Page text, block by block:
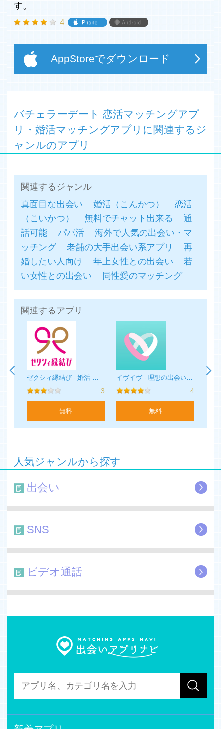
・登録後デートに参加し、高評価を得ると本合格。
■安心・安全なサービス品質管理体制
・問題のあったユーザーは即日利用停止。
【テレビや雑誌で話題！】
＊雑誌：Voce(ヴォーチェ)、anan(アンアン)、ViVi(ヴィヴ
ィ)など
＊その他：ComingOutTokyo、マッチアップ、Balloon、
マッチングアプリ大学、マッチングアプリPLUS、マッチ
ライフなど
【こんな方におすすめ！】
・彼氏、彼女が真剣にほしい婚活・恋活中の方
・ハイスペック向けの婚活アプリを使いたい方
・独身異性との出会いを見つけて恋愛したい方
・独身を卒業したい方
・安心安全に出会いたい方
・合コン、街コン、コンパが苦手な方
・忙しいけど恋愛がしたい方
【料金】
・有料会員は7日間ごとの自動継続課金をご用意しており
ます。
・7日間の無料期間中に解約すれば料金はかかりません。
・7日間の無料期間終了後は自動的に決済が行われます。
・購入後のお支払いはiTunesアカウントに請求されます。
・自動継続課金の期間の期限が切れる24時間以内に自動
課金されます。
・自動継続課金の期間の期限が切れる24時間以上前に自
動課金をオフにしなければ、自動更新されます。
・自動継続課金はお客様自身で管理できます。購入後に、
[設定] - [iTunes StorreとApp Store] - [Apple ID] - [Apple
IDを表示] - [登録]の順番で設定画面へ進み、自動継続をオ
・自動更新日前に解約の手続きをされた場合、残期間の日
【利用規約】
https://www.wi.bachelorapp.net/terms
【コミュニティガイドライン】
https://www.wi.bachelorapp.net/community-guideline
https://www.wi.bachelorapp.net/privacy
【特商法に基づく表記】
20歳未満の方や独身でない方はご利用頂けません。
バチェラーデートは、パパ活や援助交際等といった、金銭
のやり取りを前提とした出会いを禁止しています。
(This service is not intended to be used for compensated
find a user for such a purpose, we will deal with severe
punishment.)
す。
4
AppStoreでダウンロード
バチェラーデート 恋活マッチングアプ
リ・婚活マッチングアプリに関連するジ
ャンルのアプリ
関連するジャンル
真面目な出会い
婚活（こんかつ）
恋活
（こいかつ）
無料でチャット出来る
通
話可能
パパ活
海外で人気の出会い・マ
ッチング
老舗の大手出会い系アプリ
再
婚したい人向け
年上女性との出会い
若
い女性との出会い
同性愛のマッチング
関連するアプリ
3
無料
4
無料
人気ジャンルから探す
出会い
SNS
ビデオ通話